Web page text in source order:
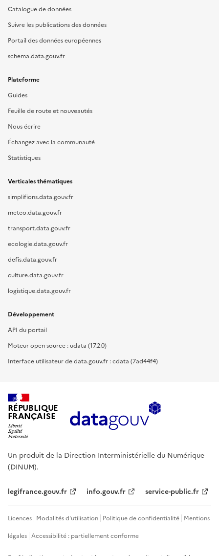
Catalogue de données
Suivre les publications des données
Portail des données européennes
schema.data.gouv.fr
Plateforme
Guides
Feuille de route et nouveautés
Nous écrire
Échangez avec la communauté
Statistiques
Verticales thématiques
simplifions.data.gouv.fr
meteo.data.gouv.fr
transport.data.gouv.fr
ecologie.data.gouv.fr
defis.data.gouv.fr
culture.data.gouv.fr
logistique.data.gouv.fr
Développement
API du portail
Moteur open source : udata (17.2.0)
Interface utilisateur de data.gouv.fr : cdata (7ad44f4)
RÉPUBLIQUE
FRANÇAISE
Un produit de la Direction Interministérielle du Numérique
(DINUM).
legifrance.gouv.fr info.gouv.fr service-public.fr
Licences Modalités d'utilisation Politique de confidentialité Mentions
légales Accessibilité : partiellement conforme